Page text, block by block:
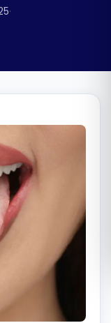
Română
·